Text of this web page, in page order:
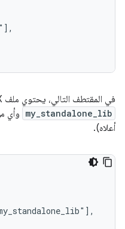
في المقتطف التالي، يحتوي ملف APEX على المكتبة المشتركة
my_standalone_lib وأي
أعلاه).